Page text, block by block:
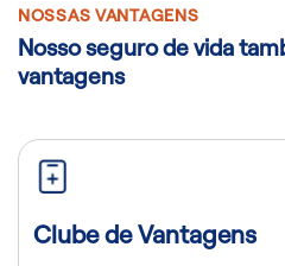
NOSSAS VANTAGENS
Nosso seguro de vida
vantagens
Clube de Vantagens